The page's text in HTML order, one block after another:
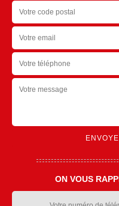
ON VOUS